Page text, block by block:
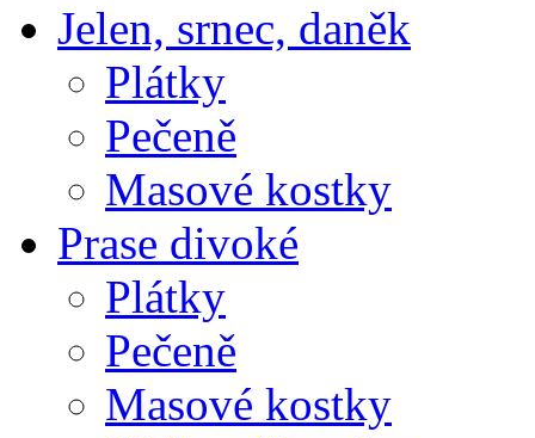
Jelen, srnec, daněk
Plátky
Pečeně
Masové kostky
Prase divoké
Plátky
Pečeně
Masové kostky